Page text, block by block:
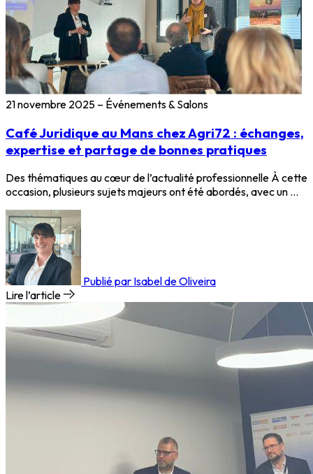
21 novembre 2025 – Événements & Salons
Café Juridique au Mans chez Agri72 : échanges,
expertise et partage de bonnes pratiques
Des thématiques au cœur de l’actualité professionnelle À cette
occasion, plusieurs sujets majeurs ont été abordés, avec un …
Publié par Isabel de Oliveira
Lire l’article